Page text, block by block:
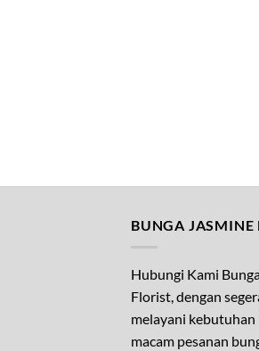
BUNGA JASMINE
Hubungi Kami
Florist, dengan
melayani kebutuhan
macam pesanan